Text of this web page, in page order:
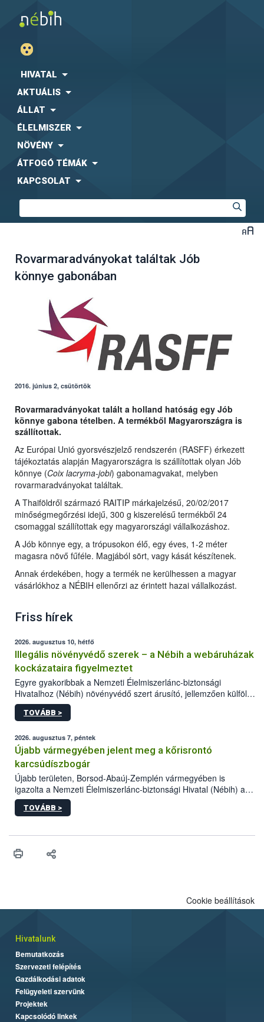
HIVATAL
AKTUÁLIS
ÁLLAT
ÉLELMISZER
NÖVÉNY
ÁTFOGÓ TÉMÁK
KAPCSOLAT
Rovarmaradványokat találtak Jób
könnye gabonában
2016. június 2, csütörtök
Rovarmaradványokat talált a holland hatóság egy Jób
könnye gabona tételben. A termékből Magyarországra is
szállítottak.
Az Európai Unió gyorsvészjelző rendszerén (RASFF) érkezett
tájékoztatás alapján Magyarországra is szállítottak olyan Jób
könnye (Coix lacryma-jobi) gabonamagvakat, melyben
rovarmaradványokat találtak.
A Thaiföldről származó RAITIP márkajelzésű, 20/02/2017
minőségmegőrzési idejű, 300 g kiszerelésű termékből 24
csomaggal szállítottak egy magyarországi vállalkozáshoz.
A Jób könnye egy, a trópusokon élő, egy éves, 1-2 méter
magasra növő fűféle. Magjából sört, vagy kását készítenek.
Annak érdekében, hogy a termék ne kerülhessen a magyar
vásárlókhoz a NÉBIH ellenőrzi az érintett hazai vállalkozást.
Friss hírek
2026. augusztus 10, hétfő
Illegális növényvédő szerek – a Nébih a webáruházak
kockázataira figyelmeztet
Egyre gyakoribbak a Nemzeti Élelmiszerlánc-biztonsági
Hivatalhoz (Nébih) növényvédő szert árusító, jellemzően külföldi
honlapok kapcsán érkező bejelentések. Emellett az ilyen
termékeket kínáló kéretlen online reklámok mennyisége is
összegyűjtötte az illegális növényvédő szerek kapcsán
előforduló árulkodó jeleket, valamint a webáruházakból való
vásárlás kockázatait.
TOVÁBB >
2026. augusztus 7, péntek
Újabb vármegyében jelent meg a kőrisrontó
karcsúdíszbogár
Újabb területen, Borsod-Abaúj-Zemplén vármegyében is
igazolta a Nemzeti Élelmiszerlánc-biztonsági Hivatal (Nébih) a
kőrisrontó karcsúdíszbogár (Agrilus planipennis) jelenlétét. A
kártevőt nem csak színcsapdában találták meg, de már fertőzött
az intenzív felderítést, emellett az intézkedéseket a szlovák
TOVÁBB >
Cookie beállítások
Hivatalunk
Bemutatkozás
Szervezeti felépítés
Gazdálkodási adatok
Felügyeleti szervünk
Projektek
Kapcsolódó linkek